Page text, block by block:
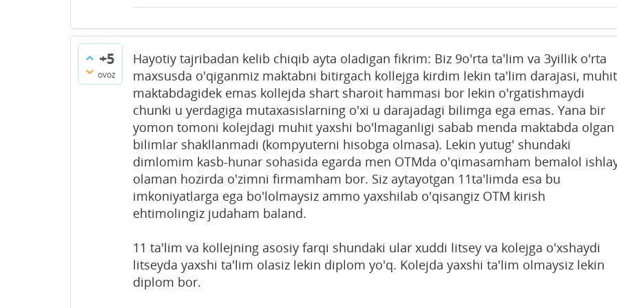
+5
ovoz
Hayotiy tajribadan kelib chiqib ayta oladigan fikrim: Biz 9o'rta ta'lim va 3yillik o'rta
maxsusda o'qiganmiz maktabni bitirgach kollejga kirdim lekin ta'lim darajasi, muhit
maktabdagidek emas kollejda shart sharoit hammasi bor lekin o'rgatishmaydi
chunki u yerdagiga mutaxasislarning o'xi u darajadagi bilimga ega emas. Yana bir
yomon tomoni kolejdagi muhit yaxshi bo'lmaganligi sabab menda maktabda olgan
bilimlar shakllanmadi (kompyuterni hisobga olmasa). Lekin yutug' shundaki
dimlomim kasb-hunar sohasida egarda men OTMda o'qimasamham bemalol
olaman hozirda o'zimni firmamham bor. Siz aytayotgan 11ta'limda esa bu
imkoniyatlarga ega bo'lolmaysiz ammo yaxshilab o'qisangiz OTM kirish
ehtimolingiz judaham baland.
11 ta'lim va kollejning asosiy farqi shundaki ular xuddi litsey va kolejga o'xshaydi
litseyda yaxshi ta'lim olasiz lekin diplom yo'q. Kolejda yaxshi ta'lim olmaysiz lekin
diplom bor.